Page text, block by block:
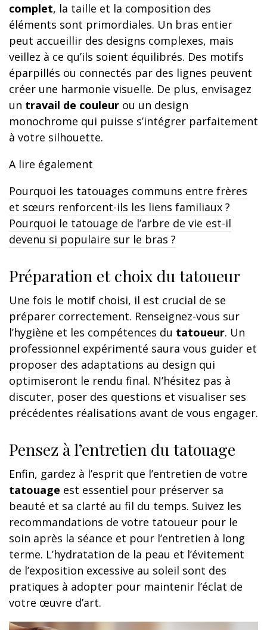
complet, la taille et la composition des
éléments sont primordiales. Un bras entier
peut accueillir des designs complexes, mais
veillez à ce qu’ils soient équilibrés. Des motifs
éparpillés ou connectés par des lignes peuvent
créer une harmonie visuelle. De plus, envisagez
un travail de couleur ou un design
monochrome qui puisse s’intégrer parfaitement
à votre silhouette.
A lire également
Pourquoi les tatouages communs entre frères
et sœurs renforcent-ils les liens familiaux ?
Pourquoi le tatouage de l’arbre de vie est-il
devenu si populaire sur le bras ?
Préparation et choix du tatoueur
Une fois le motif choisi, il est crucial de se
préparer correctement. Renseignez-vous sur
l’hygiène et les compétences du tatoueur. Un
professionnel expérimenté saura vous guider et
proposer des adaptations au design qui
optimiseront le rendu final. N’hésitez pas à
discuter, poser des questions et visualiser ses
précédentes réalisations avant de vous engager.
Pensez à l’entretien du tatouage
Enfin, gardez à l’esprit que l’entretien de votre
tatouage est essentiel pour préserver sa
beauté et sa clarté au fil du temps. Suivez les
recommandations de votre tatoueur pour le
soin après la séance et pour l’entretien à long
terme. L’hydratation de la peau et l’évitement
de l’exposition excessive au soleil sont des
pratiques à adopter pour maintenir l’éclat de
votre œuvre d’art.